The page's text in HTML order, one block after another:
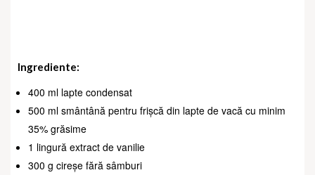
Ingrediente:
400 ml lapte condensat
500 ml smântână pentru frișcă din lapte de vacă cu minim
35% grăsime
1 lingură extract de vanilie
300 g cireșe fără sâmburi